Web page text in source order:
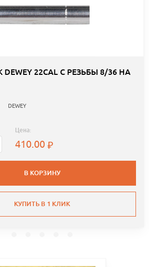
22CAL С РЕЗЬБЫ 8/36 НА
DEWEY
Цена:
410.00
В КОРЗИНУ
КУПИТЬ В 1 КЛИК